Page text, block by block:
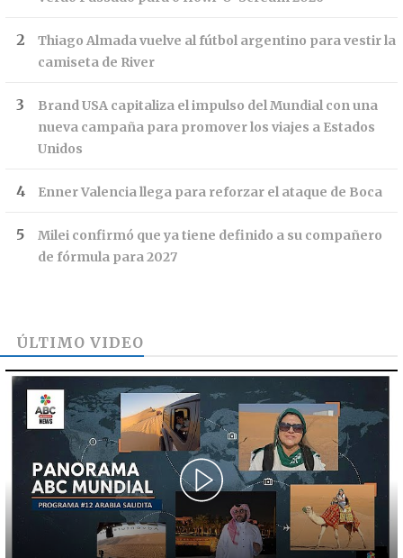
Thiago Almada vuelve al fútbol argentino para vestir la
camiseta de River
Brand USA capitaliza el impulso del Mundial con una
nueva campaña para promover los viajes a Estados
Unidos
Enner Valencia llega para reforzar el ataque de Boca
Milei confirmó que ya tiene definido a su compañero
de fórmula para 2027
ÚLTIMO VIDEO